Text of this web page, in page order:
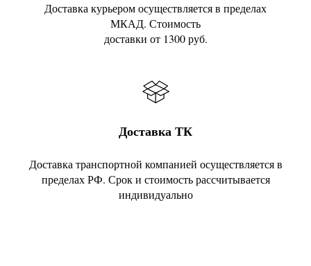
Доставка курьером осуществляется в пределах
МКАД. Стоимость
доставки от 1300 руб.
Доставка ТК
Доставка транспортной компанией осуществляется в
пределах РФ. Срок и стоимость рассчитывается
индивидуально